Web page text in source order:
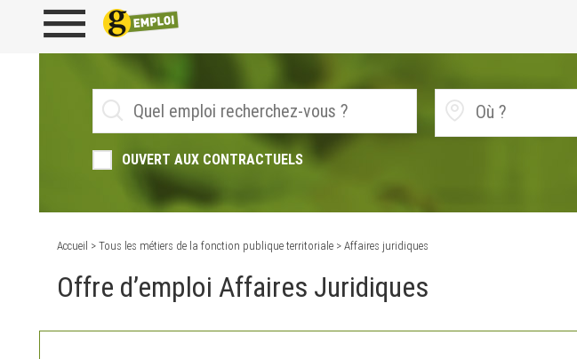
OUVERT AUX CONTRACTUELS
Accueil > Tous les métiers de la fonction publique territoriale > Affaires juridiques
Offre d’emploi Affaires Juridiques